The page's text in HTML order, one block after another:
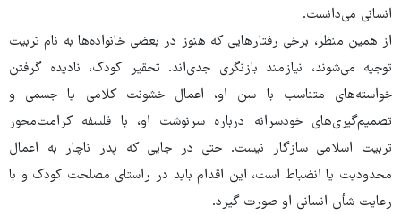
انسانی می‌دانست.
از همین منظر، برخی رفتارهایی که هنوز در بعضی خانواده‌ها به نام تربیت
توجیه می‌شوند، نیازمند بازنگری جدی‌اند. تحقیر کودک، نادیده گرفتن
خواسته‌های متناسب با سن او، اعمال خشونت کلامی یا جسمی و
تصمیم‌گیری‌های خودسرانه درباره سرنوشت او، با فلسفه کرامت‌محور
تربیت اسلامی سازگار نیست. حتی در جایی که پدر ناچار به اعمال
محدودیت یا انضباط است، این اقدام باید در راستای مصلحت کودک و با
رعایت شأن انسانی او صورت گیرد.